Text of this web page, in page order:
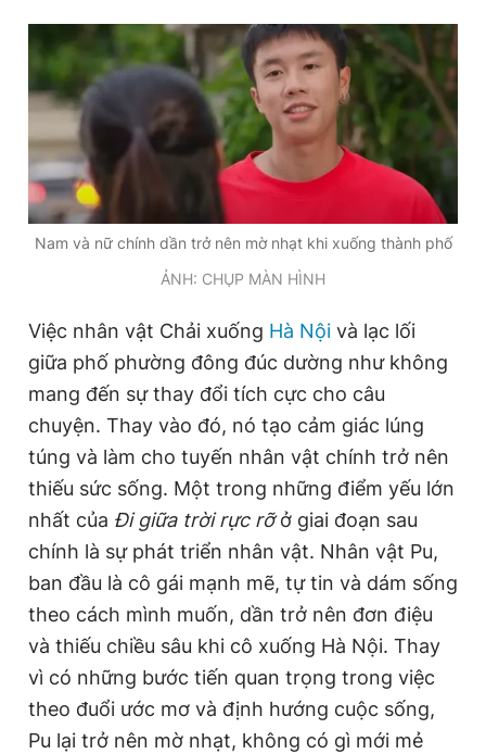
Nam và nữ chính dần trở nên mờ nhạt khi xuống thành phố
ẢNH: CHỤP MÀN HÌNH
Việc nhân vật Chải xuống Hà Nội và lạc lối
giữa phố phường đông đúc dường như không
mang đến sự thay đổi tích cực cho câu
chuyện. Thay vào đó, nó tạo cảm giác lúng
túng và làm cho tuyến nhân vật chính trở nên
thiếu sức sống. Một trong những điểm yếu lớn
nhất của Đi giữa trời rực rỡở giai đoạn sau
chính là sự phát triển nhân vật. Nhân vật Pu,
ban đầu là cô gái mạnh mẽ, tự tin và dám sống
theo cách mình muốn, dần trở nên đơn điệu
và thiếu chiều sâu khi cô xuống Hà Nội. Thay
vì có những bước tiến quan trọng trong việc
theo đuổi ước mơ và định hướng cuộc sống,
Pu lại trở nên mờ nhạt, không có gì mới mẻ